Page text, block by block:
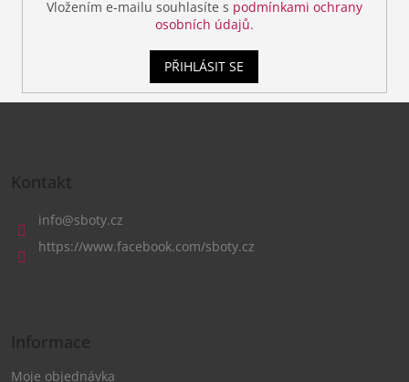
Vložením e-mailu souhlasíte s podmínkami ochrany
osobních údajů.
PŘIHLÁSIT SE
Kontakt
info@sboty.cz
https://www.facebook.com/sboty.cz
Informace
Moje objednávka